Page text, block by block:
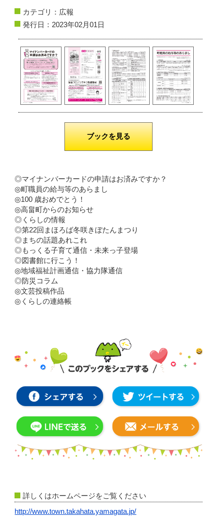
カテゴリ： 広報
発行日：2023年02月01日
ブックを見る
◎マイナンバーカードの申請はお済みですか？
◎町職員の給与等のあらまし
◎100 歳おめでとう！
◎高畠町からのお知らせ
◎くらしの情報
◎第22回まほろば冬咲きぼたんまつり
◎まちの話題あれこれ
◎もっくる子育て通信・未来っ子登場
◎図書館に行こう！
◎地域福祉計画通信・協力隊通信
◎防災コラム
◎文芸投稿作品
◎くらしの連絡帳
詳しくはホームページをご覧ください
http://www.town.takahata.yamagata.jp/
個人情報保護方針
動作環境
リンク集